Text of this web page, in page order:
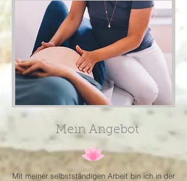
Mein Angebot
Mit meiner selbstständigen Arbeit bin ich in der